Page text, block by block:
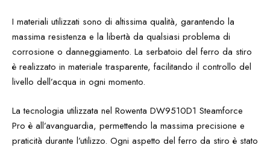
I materiali utilizzati sono di altissima qualità, garantendo la
massima resistenza e la libertà da qualsiasi problema di
corrosione o danneggiamento. La serbatoio del ferro da stiro
è realizzato in materiale trasparente, facilitando il controllo del
livello dell’acqua in ogni momento.
La tecnologia utilizzata nel Rowenta DW9510D1 Steamforce
Pro è all’avanguardia, permettendo la massima precisione e
praticità durante l’utilizzo. Ogni aspetto del ferro da stiro è stato